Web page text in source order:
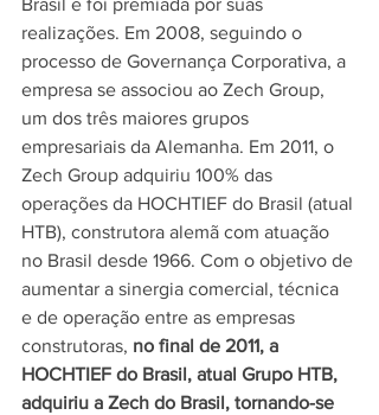
Brasil e foi premiada por suas
realizações. Em 2008, seguindo o
processo de Governança Corporativa, a
empresa se associou ao Zech Group,
um dos três maiores grupos
empresariais da Alemanha. Em 2011, o
Zech Group adquiriu 100% das
operações da HOCHTIEF do Brasil (atual
HTB), construtora alemã com atuação
no Brasil desde 1966. Com o objetivo de
aumentar a sinergia comercial, técnica
e de operação entre as empresas
construtoras, no final de 2011, a
HOCHTIEF do Brasil, atual Grupo HTB,
adquiriu a Zech do Brasil, tornando-se